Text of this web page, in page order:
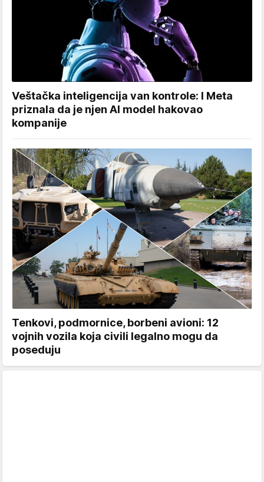
Veštačka inteligencija van kontrole: I Meta
priznala da je njen AI model hakovao
kompanije
Tenkovi, podmornice, borbeni avioni: 12
vojnih vozila koja civili legalno mogu da
poseduju